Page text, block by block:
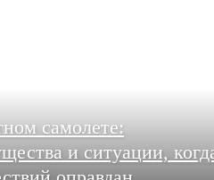
самолете:
и ситуации,